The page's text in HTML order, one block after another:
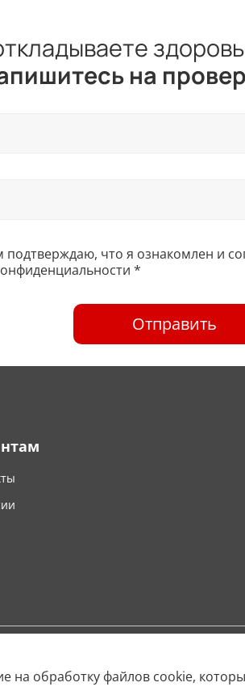
на
что я ознакомлен и
*
Отправить
на обработку файлов cookie,